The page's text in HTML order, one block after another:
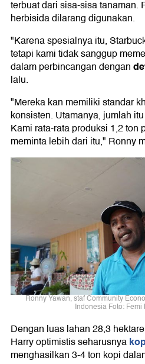
terbuat dari sisa-sisa tanaman.
herbisida dilarang digunakan.
"Karena spesialnya itu,
tetapi kami tidak sanggup
dalam perbincangan dengan
lalu.
"Mereka kan memiliki standar
konsisten. Utamanya, jumlah
Kami rata-rata produksi 1,2 ton
meminta lebih dari itu," Ronny
Ronny Yawan, staf Community
Indonesia Foto:
Dengan luas lahan 28,3
Harry optimistis seharusnya
menghasilkan 3-4 ton kopi